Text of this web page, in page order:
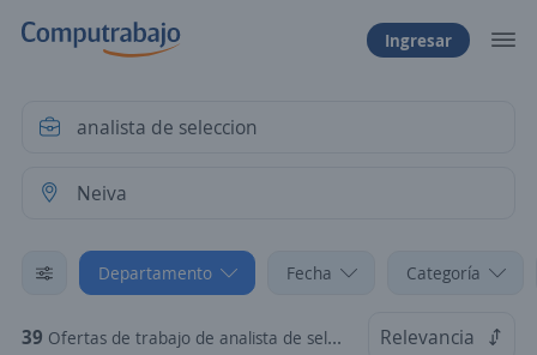
Ingresar
Departamento Fecha Categoría
39 Ofertas de trabajo de analista de seleccion en Neiva, Huila Relevancia